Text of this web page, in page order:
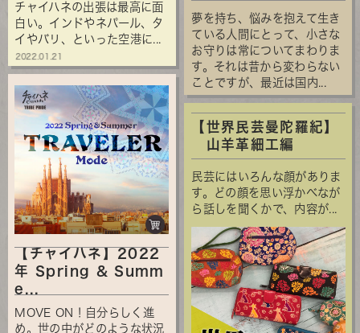
チャイハネの出張は最高に面
白い。インドやネパール、タ
イやバリ、といった空港に...
2022.01.21
夢を持ち、悩みを抱えて生き
ている人間にとって、小さな
お守りは常についてまわりま
す。それは昔から変わらない
ことですが、最近は国内...
【チャイハネ】2022
年 Spring & Summ
e...
MOVE ON！自分らしく進
め。世の中がどのような状況
【世界民芸曼陀羅紀】
山羊革細工編
民芸にはいろんな顔がありま
す。どの顔を思い浮かべなが
ら話しを聞くかで、内容が...